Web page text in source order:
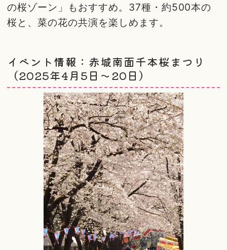
の桜ゾーン」もおすすめ。37種・約500本の
桜と、菜の花の共演を楽しめます。
イベント情報：赤城南面千本桜まつり
（2025年4月5日～20日）